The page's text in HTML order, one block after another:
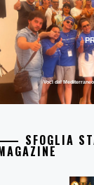
Voci dal
SFOGLIA